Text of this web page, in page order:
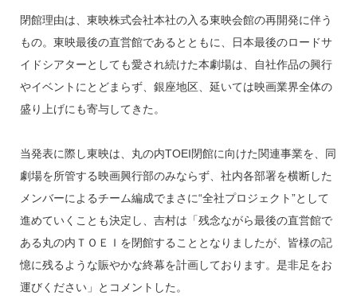
閉館理由は、東映株式会社本社の入る東映会館の再開発に伴う
もの。東映最後の直営館であるとともに、日本最後のロードサ
イドシアターとしても愛され続けた本劇場は、自社作品の興行
やイベントにとどまらず、銀座地区、延いては映画業界全体の
盛り上げにも寄与してきた。
当発表に際し東映は、丸の内TOEI閉館に向けた関連事業を、同
劇場を所管する映画興行部のみならず、社内各部署を横断した
メンバーによるチーム編成でまさに“全社プロジェクト”として
進めていくことも決定し、吉村は「残念ながら最後の直営館で
ある丸の内ＴＯＥＩを閉館することとなりましたが、皆様の記
憶に残るような賑やかな終幕を計画しております。是非足をお
運びください」とコメントした。